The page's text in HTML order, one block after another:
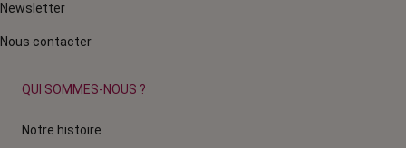
Newsletter
Nous contacter
QUI SOMMES-NOUS ?
Notre histoire